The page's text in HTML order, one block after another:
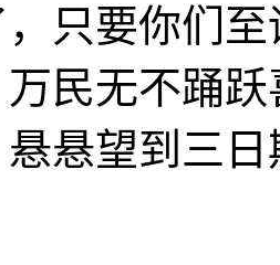
，只要你们
民无不踊
悬悬望到三